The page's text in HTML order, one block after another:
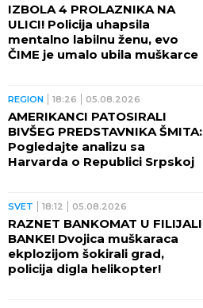
IZBOLA 4 PROLAZNIKA NA
ULICI! Policija uhapsila
mentalno labilnu ženu, evo
ČIME je umalo ubila muškarce
REGION 18:26 05.08.2026
AMERIKANCI PATOSIRALI
BIVŠEG PREDSTAVNIKA ŠMITA:
Pogledajte analizu sa
Harvarda o Republici Srpskoj
SVET 18:12 05.08.2026
RAZNET BANKOMAT U FILIJALI
BANKE! Dvojica muškaraca
ekplozijom šokirali grad,
policija digla helikopter!